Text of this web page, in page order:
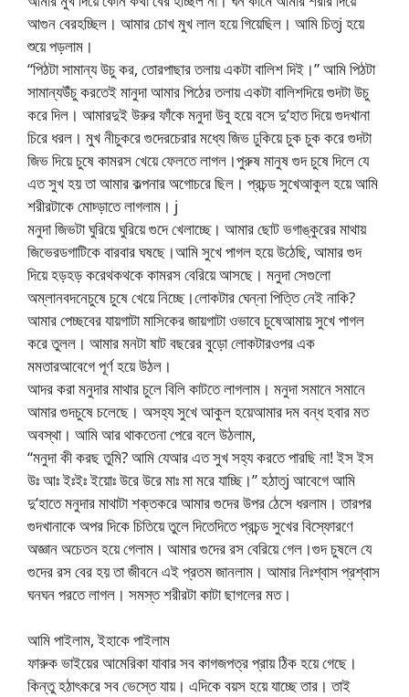
আগুন বেরহচ্ছিল। আমার চোখ মুখ লাল হয়ে গিয়েছিল। আমি চিত্j হয়ে
শুয়ে পড়লাম।
“পিঠটা সামান্য উচু কর, তোরপাছার তলায় একটা বালিশ দিই।” আমি পিঠটা
সামান্যউঁচু করতেই মানুদা আমার পিঠের তলায় একটা বালিশদিয়ে গুদটা উচু
করে দিল। আমারদুই উরুর ফাঁকে মনুদা উবু হয়ে বসে দু’হাত দিয়ে গুদখানা
চিরে ধরল। মুখ নীচুকরে গুদেরচেরার মধ্যে জিভ ঢুকিয়ে চুক চুক করে গুদটা
জিভ দিয়ে চুষে কামরস খেয়ে ফেলতে লাগল।পুরুষ মানুষ গুদ চুষে দিলে যে
এত সুখ হয় তা আমার কল্পনার অগোচরে ছিল। প্রচন্ড সুখেআকুল হয়ে আমি
শরীরটাকে মোচ্ড়াতে লাগলাম। j
মনুদা জিভটা ঘুরিয়ে ঘুরিয়ে গুদে খেলাচ্ছে। আমার ছোট ভগাঙ্কুরের মাথায়
জিভেরডগাটিকে বারবার ঘষছে।আমি সুখে পাগল হয়ে উঠেছি, আমার গুদ
দিয়ে হড়হড় করেথকথকে কামরস বেরিয়ে আসছে। মনুদা সেগুলো
অম্লানবদনেচুষে চুষে খেয়ে নিচ্ছে।লোকটার ঘেন্না পিত্তি নেই নাকি?
আমার পেচ্ছবের যায়গাটা মাসিকের জায়গাটা ওভাবে চুষেআমায় সুখে পাগল
করে তুলল। আমার মনটা ষাট বছরের বুড়ো লোকটারওপর এক
মমতারআবেগে পূর্ণ হয়ে উঠল।
আদর করা মনুদার মাথার চুলে বিলি কাটতে লাগলাম। মনুদা সমানে সমানে
আমার গুদচুষে চলেছে। অসহ্য সুখে আকুল হয়েআমার দম বন্ধ হবার মত
অবস্থা। আমি আর থাকতেনা পেরে বলে উঠলাম,
“মনুদা কী করছ তুমি? আমি যেআর এত সুখ সহ্য করতে পারছি না! ইস ইস
উঃ আঃ ইঃইঃ ইয়োঃ উরে উরে মাঃ মা মরে যাচ্ছি।” হঠাত্j আবেগে আমি
দু’হাতে মনুদার মাথাটা শক্তকরে আমার গুদের উপর ঠেসে ধরলাম। তারপর
গুদখানাকে অপর দিকে চিতিয়ে তুলে দিতেদিতে প্রচন্ড সুখের বিস্ফোরণে
অজ্ঞান অচেতন হয়ে গেলাম। আমার গুদের রস বেরিয়ে গেল।গুদ চুষলে যে
গুদের রস বের হয় তা জীবনে এই প্রতম জানলাম। আমার নিঃশ্বাস প্রশ্বাস
ঘনঘন পরতে লাগল। সমস্ত শরীরটা কাটা ছাগলের মত।
আমি পাইলাম, ইহাকে পাইলাম
ফারুক ভাইয়ের আমেরিকা যাবার সব কাগজপত্র প্রায় ঠিক হয়ে গেছে।
কিন্তু হঠাৎকরে সব ভেস্তে যায়। এদিকে বয়স হয়ে যাচ্ছে তার। তাই